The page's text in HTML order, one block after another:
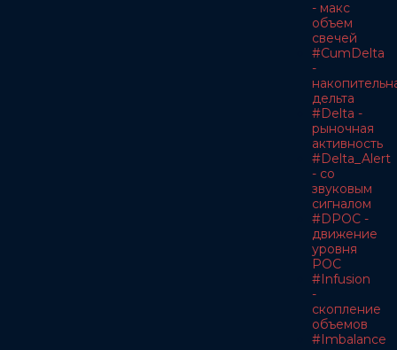
- макс
объем
свечей
#CumDelta
-
дельта
#Delta -
рыночная
активность
#Delta_Alert
- со
звуковым
сигналом
#DPOC -
движение
уровня
POC
#Infusion
-
скопление
объемов
#Imbalance